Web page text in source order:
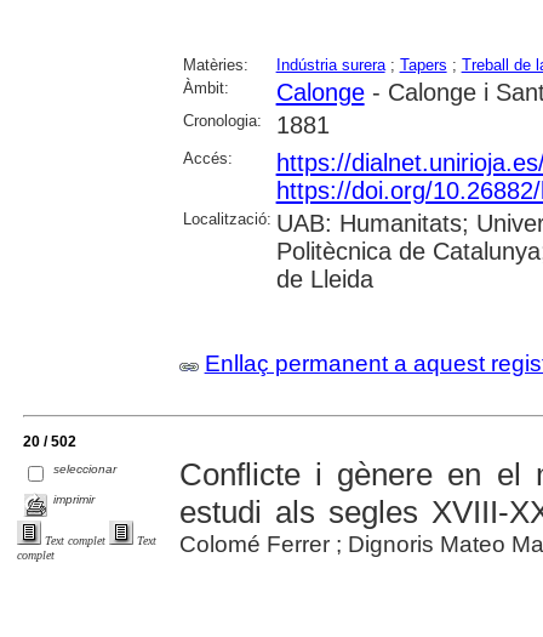
Matèries: Indústria surera; Tapers ; Treball de
Àmbit:
Calonge- Calonge i
Cronologia: 1881
Accés:
https://
https://doi.org/
Localització: UAB: Humanitats;
Politècnica de
de Lleida
Enllaç permanent a aquest
20 / 502
seleccionar
imprimir
Text complet
Text
complet
Conflicte i gènere en
estudi als segles XVIII-
Colomé Ferrer ; Dignoris Mateo